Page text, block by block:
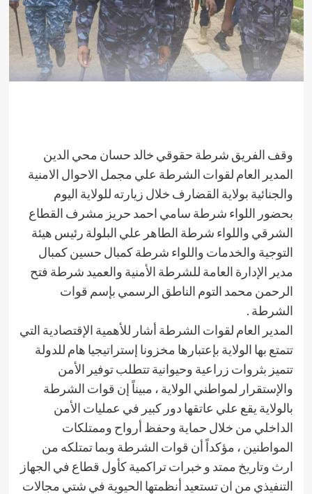
وقف الفريق شرطة حقوقي خالد حسان محي الدين
المدير العام لقوات الشرطة علي مجمل الاحوال الامنية
والجنائية بولاية القضارف خلال زيارته للولاية اليوم
بحضور اللواء شرطة سامي احمد حريز مشرف القطاع
الشرقي واللواء شرطة الطاهر علي البلولة رئيس هيئة
التوجية والخدمات واللواء شرطة كمبال حسين كمبال
مدير الإدارة العامة للشرطة الأمنية والعميد شرطة فتح
الرحمن محمد التوم الناطق الرسمي بإسم قوات
الشرطة .
المدير العام لقوات الشرطة أشار للأهمية الإقتصادية التي
تتمتع بها الولاية بإعتبارها مخزونا إستراتيجيا هام للدولة
تتميز بثروات زراعية وحيوانية تتطلب توفير الأمن
والإستقرار لمواطني الولاية ، مبيناً إن قوات الشرطة
بالولاية يقع علي عاتقها دور كبير في عمليات الأمن
الداخلي من خلال حماية وحفظ أرواح وممتلكات
المواطنين ، مؤكداً أن قوات الشرطة وبما تمتلكه من
ارث وتاريخ ممتد و خبرات تراكمية كأول قطاع في الجهاز
التنفيذي من ان تستعيد أنظمتها الحيوية في شتي مجالات